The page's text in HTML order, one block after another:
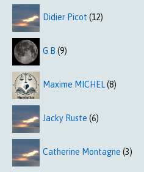
Didier Picot (12)
G B (9)
Maxime MICHEL(8)
Jacky Ruste (6)
Catherine Montagne (3)